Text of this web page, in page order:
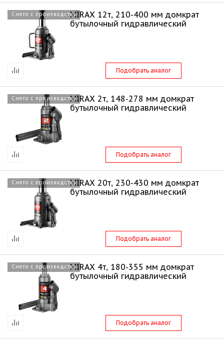
Снято с производстваMIRAX 12т, 210-400 мм домкрат
бутылочный гидравлический
Подобрать аналог
Снято с производстваMIRAX 2т, 148-278 мм домкрат
бутылочный гидравлический
Подобрать аналог
Снято с производстваMIRAX 20т, 230-430 мм домкрат
бутылочный гидравлический
Подобрать аналог
Снято с производстваMIRAX 4т, 180-355 мм домкрат
бутылочный гидравлический
Подобрать аналог